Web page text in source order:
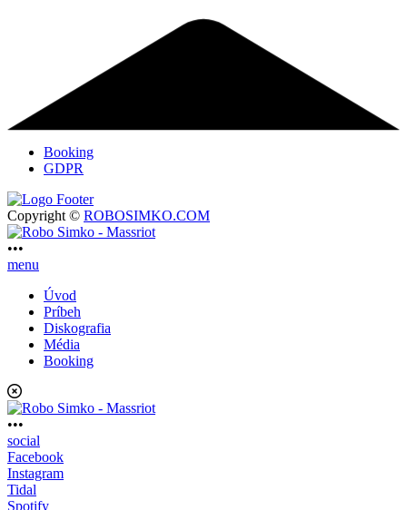
Booking
GDPR
Copyright © ROBOSIMKO.COM
•••
menu
Úvod
Príbeh
Diskografia
Média
Booking
•••
social
Facebook
Instagram
Tidal
Spotify